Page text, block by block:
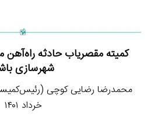
کمیته مقصریاب حادثه راه‌آهن
شهرسازی
خرداد ۱۴۰۱